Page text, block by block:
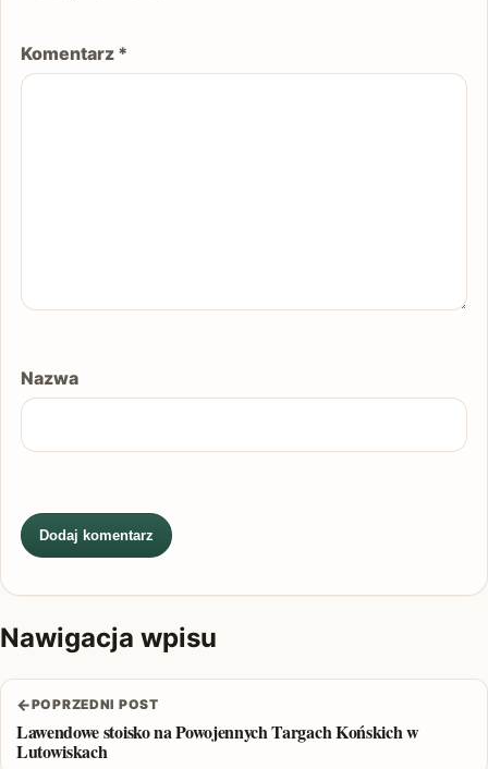
Komentarz *
Nazwa
Nawigacja wpisu
←POPRZEDNI POST
Lawendowe stoisko na Powojennych Targach Końskich w
Lutowiskach